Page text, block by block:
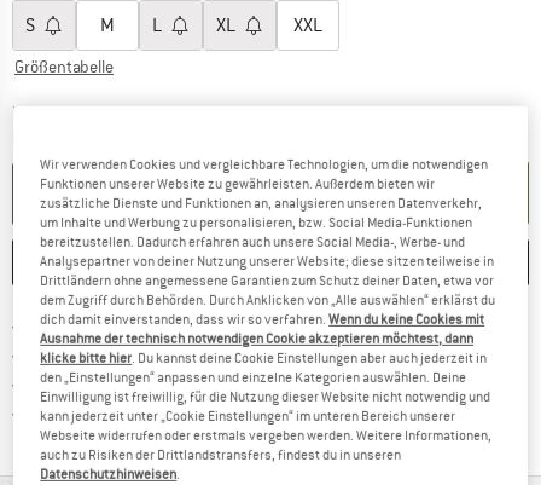
S M L XL XXL
Größentabelle
Lieferzeit: 2-4 Werktage
IN DEN WARENKORB
MERKEN VERGLEICHEN
Portofrei ab 69 € (AT)Finde mehr Informationen zu den
100 Tage RückgaberechtGehe hier zu den Rückgabe-
Kauf auf RechnungFinde die Zahlungs-Infos hier! Öffnet
Trusted Shops KäuferschutzFinde alle Infos hier!
Wir verwenden Cookies und vergleichbare Technologien, um die notwendigen
Funktionen unserer Website zu gewährleisten. Außerdem bieten wir
zusätzliche Dienste und Funktionen an, analysieren unseren Datenverkehr,
um Inhalte und Werbung zu personalisieren, bzw. Social Media-Funktionen
bereitzustellen. Dadurch erfahren auch unsere Social Media-, Werbe- und
Analysepartner von deiner Nutzung unserer Website; diese sitzen teilweise in
Drittländern ohne angemessene Garantien zum Schutz deiner Daten, etwa vor
dem Zugriff durch Behörden. Durch Anklicken von „Alle auswählen“ erklärst du
dich damit einverstanden, dass wir so verfahren.Wenn du keine Cookies mit
Ausnahme der technisch notwendigen Cookie akzeptieren möchtest, dann
klicke bitte hier . Du kannst deine Cookie Einstellungen aber auch jederzeit in
den „Einstellungen“ anpassen und einzelne Kategorien auswählen. Deine
Einwilligung ist freiwillig, für die Nutzung dieser Website nicht notwendig und
kann jederzeit unter „Cookie Einstellungen“ im unteren Bereich unserer
Webseite widerrufen oder erstmals vergeben werden. Weitere Informationen,
auch zu Risiken der Drittlandstransfers, findest du in unseren
Datenschutzhinweisen